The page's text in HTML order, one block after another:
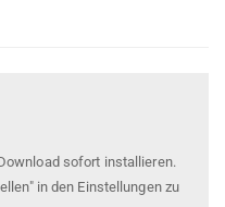
sofort installieren.
in den Einstellungen zu